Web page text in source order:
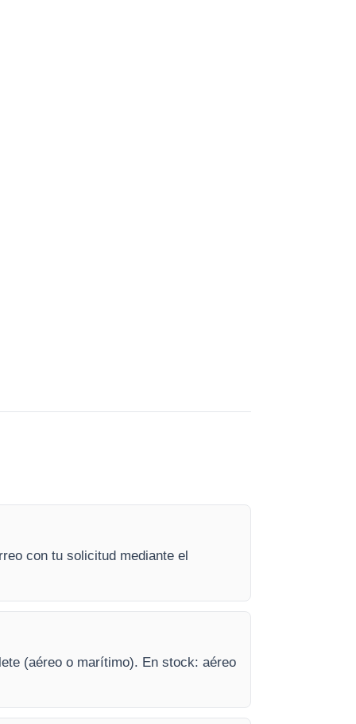
con tu solicitud mediante el
(aéreo o marítimo). En stock: aéreo